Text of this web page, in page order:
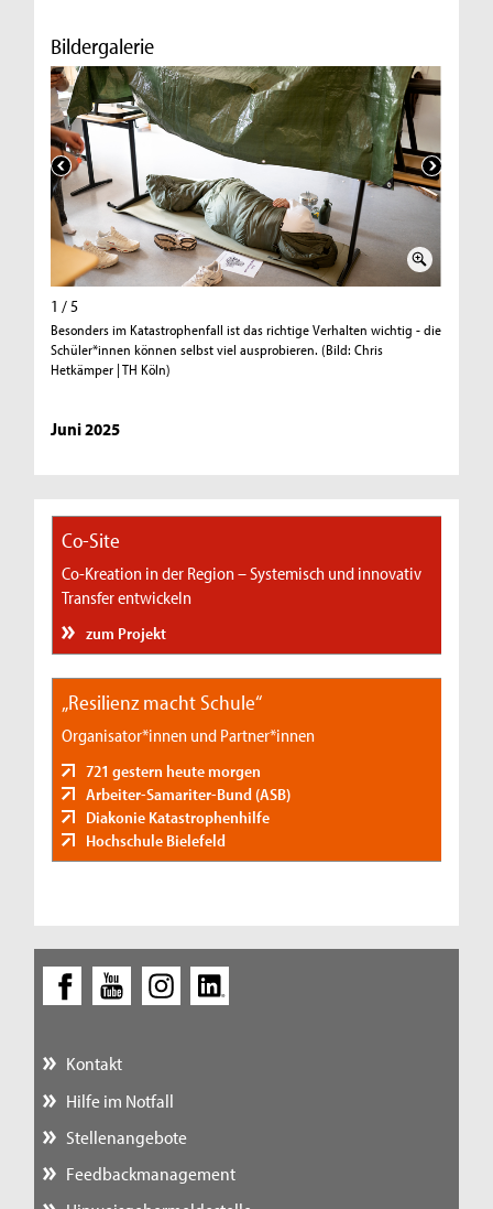
Bildergalerie
1 / 5
Besonders im Katastrophenfall ist das richtige Verhalten wichtig - die
Schüler*innen können selbst viel ausprobieren. (Bild: Chris
Hetkämper | TH Köln)
Juni 2025
Co-Site
Co-Kreation in der Region – Systemisch und innovativ
Transfer entwickeln
zum Projekt
„Resilienz macht Schule“
Organisator*innen und Partner*innen
721 gestern heute morgen
Arbeiter-Samariter-Bund (ASB)
Diakonie Katastrophenhilfe
Hochschule Bielefeld
Kontakt
Hilfe im Notfall
Stellenangebote
Feedbackmanagement